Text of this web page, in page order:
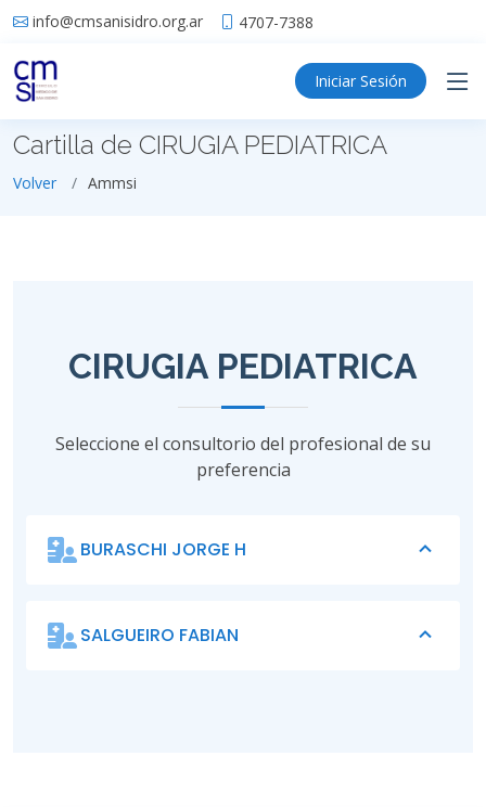
info@cmsanisidro.org.ar 4707-7388
Iniciar Sesión
Cartilla de CIRUGIA PEDIATRICA
Volver Ammsi
CIRUGIA PEDIATRICA
Seleccione el consultorio del profesional de su
preferencia
BURASCHI JORGE H
SALGUEIRO FABIAN